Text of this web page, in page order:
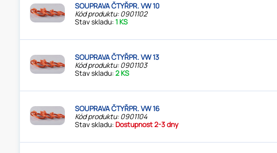
SOUPRAVA ČTYŘPR. VW 10
Kód produktu: 0901102
Stav skladu:1 KS
SOUPRAVA ČTYŘPR. VW 13
Kód produktu: 0901103
Stav skladu:2 KS
SOUPRAVA ČTYŘPR. VW 16
Kód produktu: 0901104
Stav skladu: Dostupnost 2-3 dny